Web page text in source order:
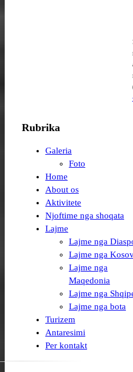
Rubrika
Galeria
Foto
Home
About os
Aktivitete
Njoftime nga shoqata
Lajme
Lajme nga
Lajme nga
Lajme nga
Maqedonia
Lajme nga
Lajme nga bota
Turizem
Antaresimi
Per kontakt